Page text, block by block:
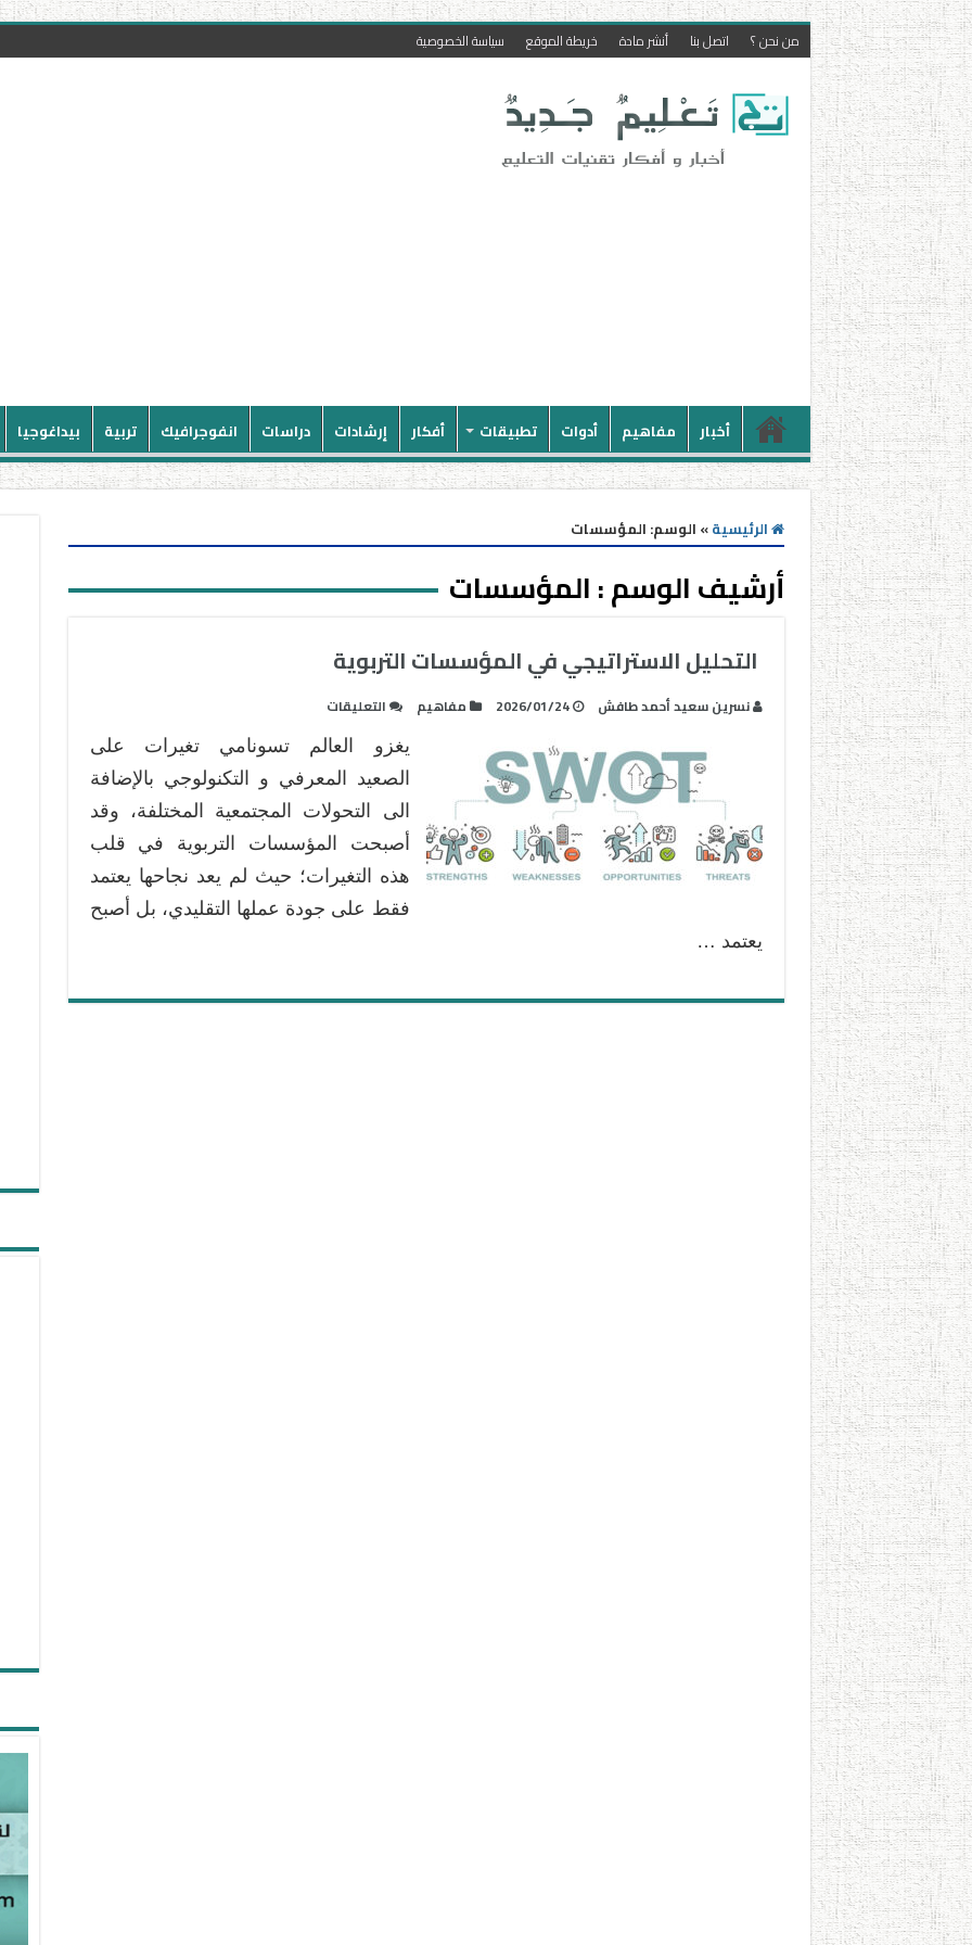
من نحن ؟ اتصل بنا أنشر مادة خريطة الموقع سياسة الخصوصية
أخبار مفاهيم أدوات تطبيقات أفكار إرشادات دراسات انفوجرافيك تربية بيداغوجيا
الرئيسية» الوسم: المؤسسات
أرشيف الوسم :المؤسسات
التحليل الاستراتيجي في المؤسسات التربوية
نسرين سعيد أحمد طافش 2026/01/24 مفاهيم التعليقات
الاستراتيجي
في
المؤسسات
مغلقة
يغزو العالم تسونامي تغيرات على
الصعيد المعرفي و التكنولوجي بالإضافة
الى التحولات المجتمعية المختلفة، وقد
أصبحت المؤسسات التربوية في قلب
هذه التغيرات؛ حيث لم يعد نجاحها يعتمد
فقط على جودة عملها التقليدي، بل أصبح
يعتمد …